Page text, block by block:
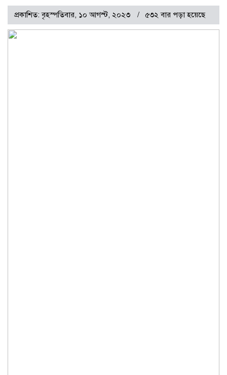
প্রকাশিত: বৃহস্পতিবার, ১০ আগস্ট, ২০২৩ ৫৩২ বার পড়া হয়েছে